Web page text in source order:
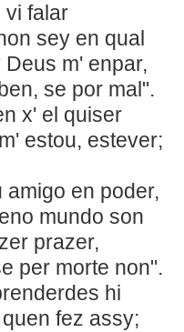
vi falar
sey en qual
m' enpar,
se por mal".
quen x' el
estou, estever;
amigo en poder,
mundo son
prazer,
se per
hi
fez assy;